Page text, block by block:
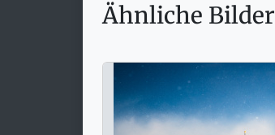
Ähnliche Bilder